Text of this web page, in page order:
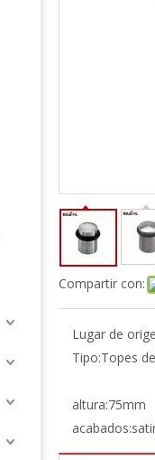
Compartir con:
Lugar de
Tipo:Topes
altura:75mm
acabados: